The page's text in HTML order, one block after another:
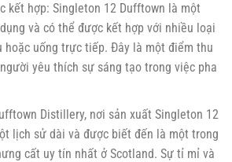
kết hợp: Singleton 12 Dufftown là một
và có thể được kết hợp với nhiều loại
hoặc uống trực tiếp. Đây là một điểm thu
yêu thích sự sáng tạo trong việc pha
Distillery, nơi sản xuất Singleton 12
lịch sử dài và được biết đến là một trong
cất uy tín nhất ở Scotland. Sự tỉ mỉ và